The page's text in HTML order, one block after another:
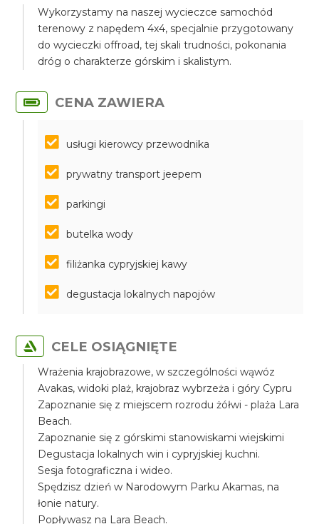
Wykorzystamy na naszej wycieczce samochód
terenowy z napędem 4x4, specjalnie przygotowany
do wycieczki offroad, tej skali trudności, pokonania
dróg o charakterze górskim i skalistym.
CENA ZAWIERA
usługi kierowcy przewodnika
prywatny transport jeepem
parkingi
butelka wody
filiżanka cypryjskiej kawy
degustacja lokalnych napojów
CELE OSIĄGNIĘTE
Wrażenia krajobrazowe, w szczególności wąwóz
Avakas, widoki plaż, krajobraz wybrzeża i góry Cypru
Zapoznanie się z miejscem rozrodu żółwi - plaża Lara
Beach.
Zapoznanie się z górskimi stanowiskami wiejskimi
Degustacja lokalnych win i cypryjskiej kuchni.
Sesja fotograficzna i wideo.
Spędzisz dzień w Narodowym Parku Akamas, na
łonie natury.
Popływasz na Lara Beach.